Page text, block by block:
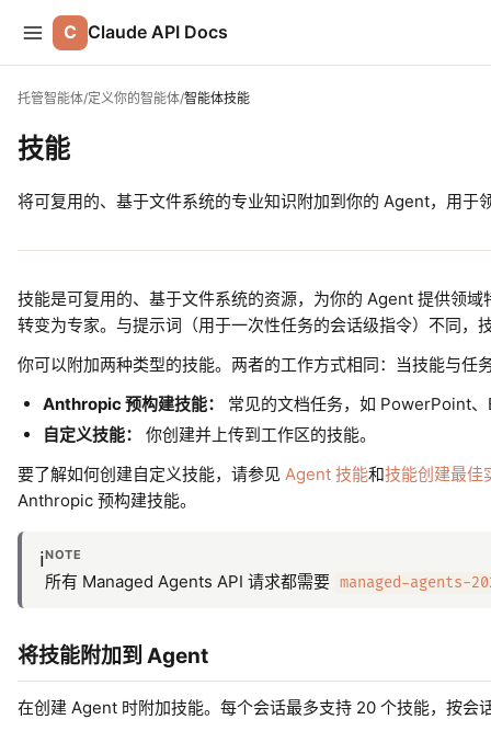
C Claude API Docs
托管智能体/定义你的智能体/智能体技能
技能
将可复用的、基于文件系统的专业知识附加到你的 Agent，用于
技能是可复用的、基于文件系统的资源，为你的 Agent 提供领
转变为专家。与提示词（用于一次性任务的会话级指令）不同，
你可以附加两种类型的技能。两者的工作方式相同：当技能与任
Anthropic 预构建技能：
常见的文档任务，如 PowerPoint
自定义技能：
你创建并上传到工作区的技能。
要了解如何创建自定义技能，请参见 Agent 技能和技能创建最佳
Anthropic 预构建技能。
ℹ️NOTE
所有 Managed Agents API 请求都需要 managed-agents-
将技能附加到 Agent
在创建 Agent 时附加技能。每个会话最多支持 20 个技能，按会